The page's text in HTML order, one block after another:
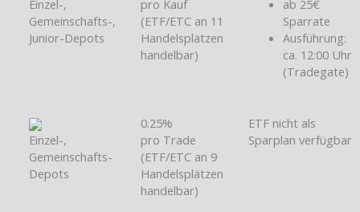
Einzel-,
Gemeinschafts-,
Junior-Depots
pro Kauf
(ETF/ETC an 11
Handelsplätzen
handelbar)
ab 25€
Sparrate
Ausführung:
ca. 12:00 Uhr
(Tradegate)
Einzel-,
Gemeinschafts-
Depots
0.25%
pro Trade
(ETF/ETC an 9
Handelsplätzen
handelbar)
ETF nicht als
Sparplan verfügbar